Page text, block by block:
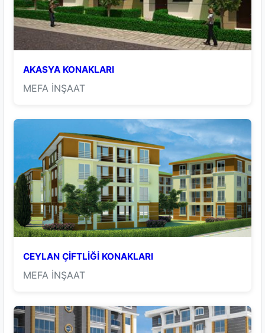
AKASYA KONAKLARI
MEFA İNŞAAT
CEYLAN ÇİFTLİĞİ KONAKLARI
MEFA İNŞAAT